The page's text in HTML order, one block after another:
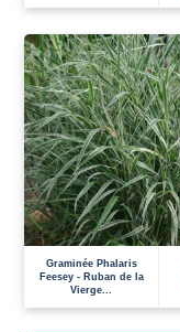
Graminée Phalaris
Feesey - Ruban de la
Vierge...